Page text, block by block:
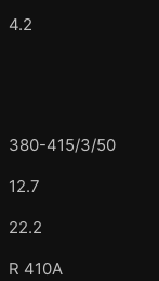
4.2
380-415/3/50
12.7
22.2
R 410A